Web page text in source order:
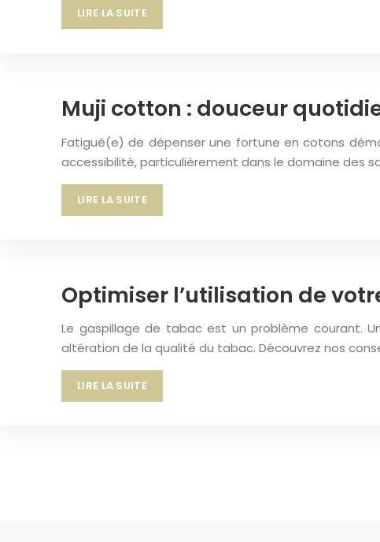
LIRE LA SUITE
Muji cotton : douceur
Fatigué(e) de dépenser une fortune en cotons
accessibilité, particulièrement dans le domaine des
LIRE LA SUITE
Optimiser l’utilisation de
Le gaspillage de tabac est un problème courant.
altération de la qualité du tabac. Découvrez nos
LIRE LA SUITE